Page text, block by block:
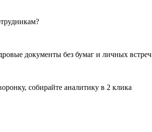
документы без бумаг и личных встреч
собирайте аналитику в 2 клика